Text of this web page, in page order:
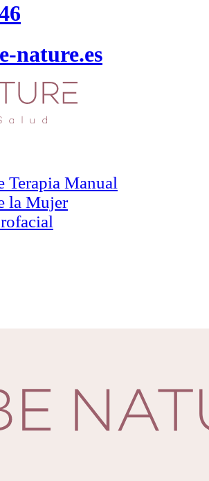
nature.es
Terapia Manual
la Mujer